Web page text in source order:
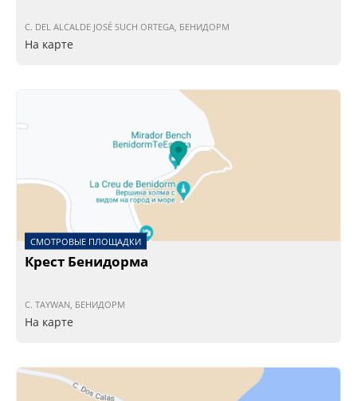
C. DEL ALCALDE JOSÉ SUCH ORTEGA, БЕНИДОРМ
На карте
СМОТРОВЫЕ ПЛОЩАДКИ
Крест Бенидорма
C. TAYWAN, БЕНИДОРМ
На карте